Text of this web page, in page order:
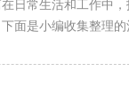
日常生活和工作中
面是小编收集整理